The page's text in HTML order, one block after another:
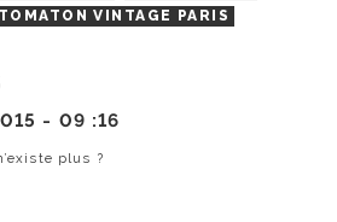
VINTAGE PARIS
- 09 :16
plus ?